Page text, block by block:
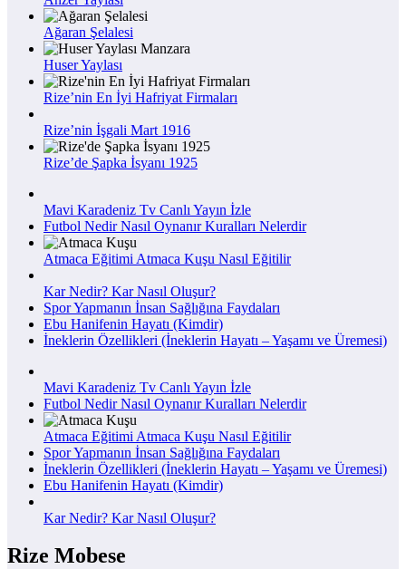
Ağaran Şelalesi
Huser Yaylası
Rize’nin En İyi Hafriyat Firmaları
Rize’nin İşgali Mart 1916
Rize’de Şapka İsyanı 1925
Mavi Karadeniz Tv Canlı Yayın İzle
Futbol Nedir Nasıl Oynanır Kuralları Nelerdir
Atmaca Eğitimi Atmaca Kuşu Nasıl Eğitilir
Kar Nedir? Kar Nasıl Oluşur?
Spor Yapmanın İnsan Sağlığına Faydaları
Ebu Hanifenin Hayatı (Kimdir)
İneklerin Özellikleri (İneklerin Hayatı – Yaşamı ve Üremesi)
Mavi Karadeniz Tv Canlı Yayın İzle
Futbol Nedir Nasıl Oynanır Kuralları Nelerdir
Atmaca Eğitimi Atmaca Kuşu Nasıl Eğitilir
Spor Yapmanın İnsan Sağlığına Faydaları
İneklerin Özellikleri (İneklerin Hayatı – Yaşamı ve Üremesi)
Ebu Hanifenin Hayatı (Kimdir)
Kar Nedir? Kar Nasıl Oluşur?
Rize Mobese